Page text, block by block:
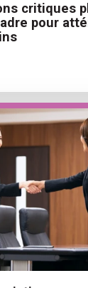
critiques
pour